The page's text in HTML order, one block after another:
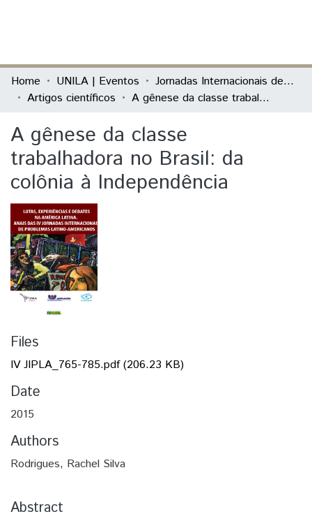
Communities & Collections
All of DSpace
Statistics
Home UNILA | Eventos
Jornadas Internacionais de Problemas Latino-Americanos
Artigos científicos
A gênese da classe trabalhadora no Brasil: da colônia à Independência
A gênese da classe
trabalhadora no Brasil: da
colônia à Independência
Files
IV JIPLA_765-785.pdf(206.23 KB)
Date
2015
Authors
Rodrigues, Rachel Silva
Abstract